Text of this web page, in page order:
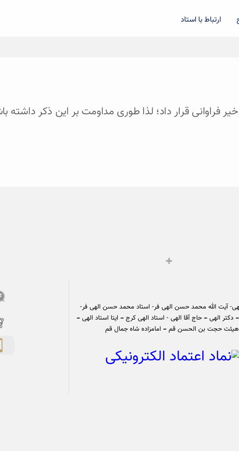
ارتباط با استاد
فراوانی قرار داد؛ لذا طوری مداومت بر این ذکر داشته
آیت الله محمد حسن الهی فر- استاد محمد حسن الهی فر-
دکتر الهی – حاج آقا الهی - استاد الهی کرج – ایتا استاد الهی –
هیئت حجت بن الحسن قم – امامزاده شاه جمال قم